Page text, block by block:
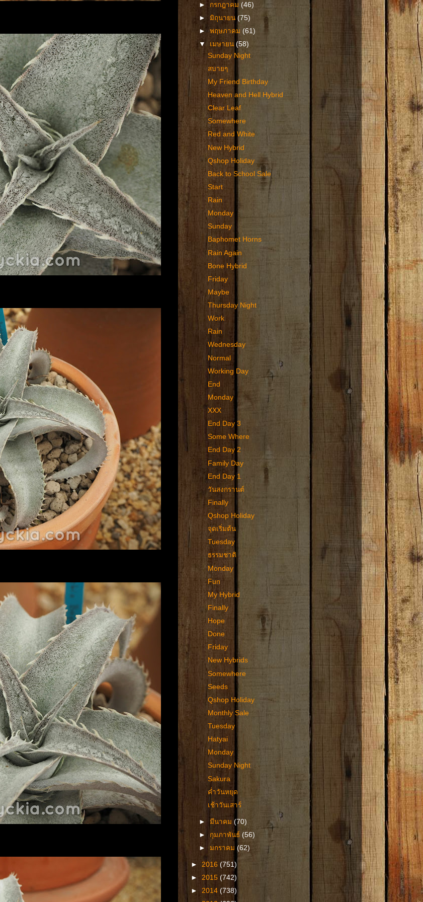
► กรกฎาคม (46)
►มิถุนายน(75)
►พฤษภาคม (61)
▼ เมษายน(58)
Sunday Night
สบายๆ
My Friend Birthday
Heaven and Hell Hybrid
Clear Leaf
Somewhere
Red and White
New Hybrid
Qshop Holiday
Back to School Sale
Start
Rain
Monday
Sunday
Baphomet Horns
Rain Again
Bone Hybrid
Friday
Maybe
Thursday Night
Work
Rain
Wednesday
Normal
Working Day
End
Monday
XXX
End Day 3
Some Where
End Day 2
Family Day
End Day 1
วันสงกรานต์
Finally
Qshop Holiday
จุดเริ่มต้น
Tuesday
ธรรมชาติ
Monday
Fun
My Hybrid
Finally
Hope
Done
Friday
New Hybrids
Somewhere
Seeds
Qshop Holiday
Monthly Sale
Tuesday
Hatyai
Monday
Sunday Night
Sakura
ค่ำวันหยุด
เช้าวันเสาร์
►มีนาคม(70)
► กุมภาพันธ์(56)
►มกราคม(62)
► 2016 (751)
► 2015 (742)
► 2014 (738)